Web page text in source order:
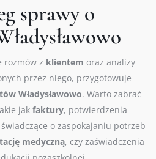
sprawy o
rozmów z klientem oraz analizy
przez niego, przygotowuje
Władysławowo. Warto zabrać
jak faktury, potwierdzenia
o zaspokajaniu potrzeb
medyczną, czy zaświadczenia